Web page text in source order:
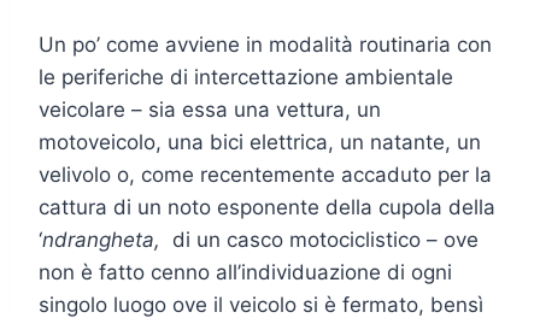
Un po’ come avviene in modalità routinaria con
le periferiche di intercettazione ambientale
veicolare – sia essa una vettura, un
motoveicolo, una bici elettrica, un natante, un
velivolo o, come recentemente accaduto per la
cattura di un noto esponente della cupola della
‘ndrangheta, di un casco motociclistico – ove
non è fatto cenno all’individuazione di ogni
singolo luogo ove il veicolo si è fermato, bensì